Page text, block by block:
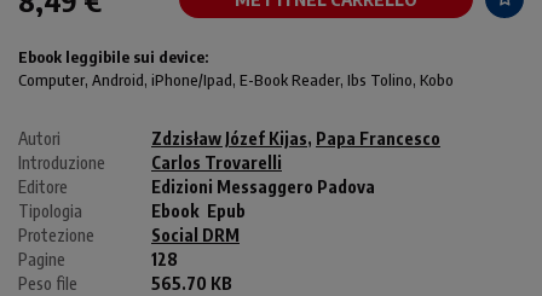
Ebook leggibile sui device:
Computer, Android, iPhone/Ipad, E-Book Reader, Ibs Tolino, Kobo
Autori Zdzisław Józef Kijas, Papa Francesco
Introduzione
Carlos Trovarelli
Editore
Edizioni Messaggero Padova
Tipologia
Ebook Epub
Protezione
Social DRM
Pagine
128
Peso file
565.70 KB